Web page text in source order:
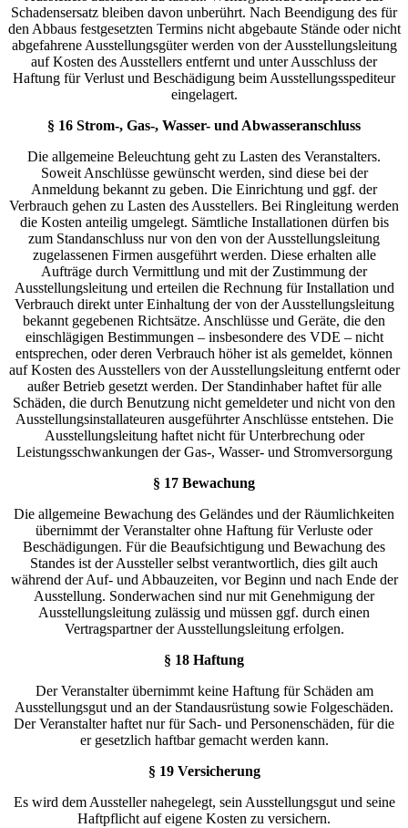
Schadensersatz bleiben davon unberührt. Nach Beendigung des für
den Abbaus festgesetzten Termins nicht abgebaute Stände oder nicht
abgefahrene Ausstellungsgüter werden von der Ausstellungsleitung
auf Kosten des Ausstellers entfernt und unter Ausschluss der
Haftung für Verlust und Beschädigung beim Ausstellungsspediteur
eingelagert.
§ 16 Strom-, Gas-, Wasser- und Abwasseranschluss
Die allgemeine Beleuchtung geht zu Lasten des Veranstalters.
Soweit Anschlüsse gewünscht werden, sind diese bei der
Anmeldung bekannt zu geben. Die Einrichtung und ggf. der
Verbrauch gehen zu Lasten des Ausstellers. Bei Ringleitung werden
die Kosten anteilig umgelegt. Sämtliche Installationen dürfen bis
zum Standanschluss nur von den von der Ausstellungsleitung
zugelassenen Firmen ausgeführt werden. Diese erhalten alle
Aufträge durch Vermittlung und mit der Zustimmung der
Ausstellungsleitung und erteilen die Rechnung für Installation und
Verbrauch direkt unter Einhaltung der von der Ausstellungsleitung
bekannt gegebenen Richtsätze. Anschlüsse und Geräte, die den
einschlägigen Bestimmungen – insbesondere des VDE – nicht
entsprechen, oder deren Verbrauch höher ist als gemeldet, können
auf Kosten des Ausstellers von der Ausstellungsleitung entfernt oder
außer Betrieb gesetzt werden. Der Standinhaber haftet für alle
Schäden, die durch Benutzung nicht gemeldeter und nicht von den
Ausstellungsinstallateuren ausgeführter Anschlüsse entstehen. Die
Ausstellungsleitung haftet nicht für Unterbrechung oder
Leistungsschwankungen der Gas-, Wasser- und Stromversorgung
§ 17 Bewachung
Die allgemeine Bewachung des Geländes und der Räumlichkeiten
übernimmt der Veranstalter ohne Haftung für Verluste oder
Beschädigungen. Für die Beaufsichtigung und Bewachung des
Standes ist der Aussteller selbst verantwortlich, dies gilt auch
während der Auf- und Abbauzeiten, vor Beginn und nach Ende der
Ausstellung. Sonderwachen sind nur mit Genehmigung der
Ausstellungsleitung zulässig und müssen ggf. durch einen
Vertragspartner der Ausstellungsleitung erfolgen.
§ 18 Haftung
Der Veranstalter übernimmt keine Haftung für Schäden am
Ausstellungsgut und an der Standausrüstung sowie Folgeschäden.
Der Veranstalter haftet nur für Sach- und Personenschäden, für die
er gesetzlich haftbar gemacht werden kann.
§ 19 Versicherung
Es wird dem Aussteller nahegelegt, sein Ausstellungsgut und seine
Haftpflicht auf eigene Kosten zu versichern.